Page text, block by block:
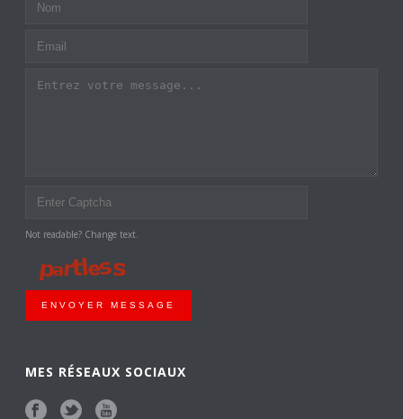
Not readable? Change text.
ENVOYER MESSAGE
MES RÉSEAUX SOCIAUX